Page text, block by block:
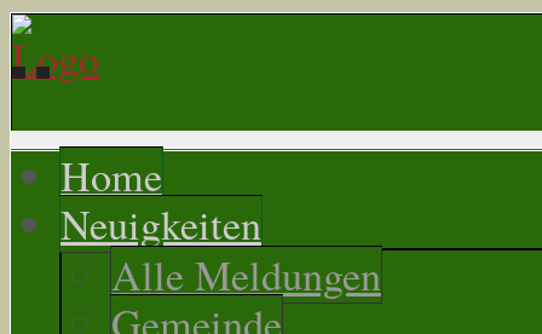
Home
Neuigkeiten
Alle Meldungen